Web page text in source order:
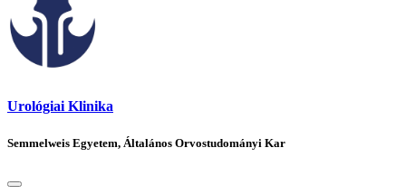
Urológiai Klinika
Semmelweis Egyetem, Általános Orvostudományi Kar